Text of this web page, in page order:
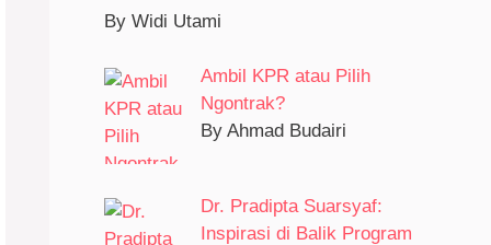
By Widi Utami
Ambil KPR atau Pilih
Ngontrak?
By Ahmad Budairi
Dr. Pradipta Suarsyaf:
Inspirasi di Balik Program